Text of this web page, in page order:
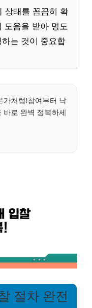
상태를 꼼꼼히 확
도움을 받아 명도
는 것이 중요합
가처럼!참여부터 낙
바로 완벽 정복하세
절차 완전